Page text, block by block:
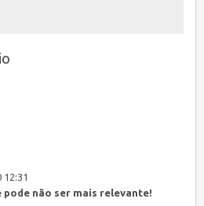
12:31
pode não ser mais relevante!